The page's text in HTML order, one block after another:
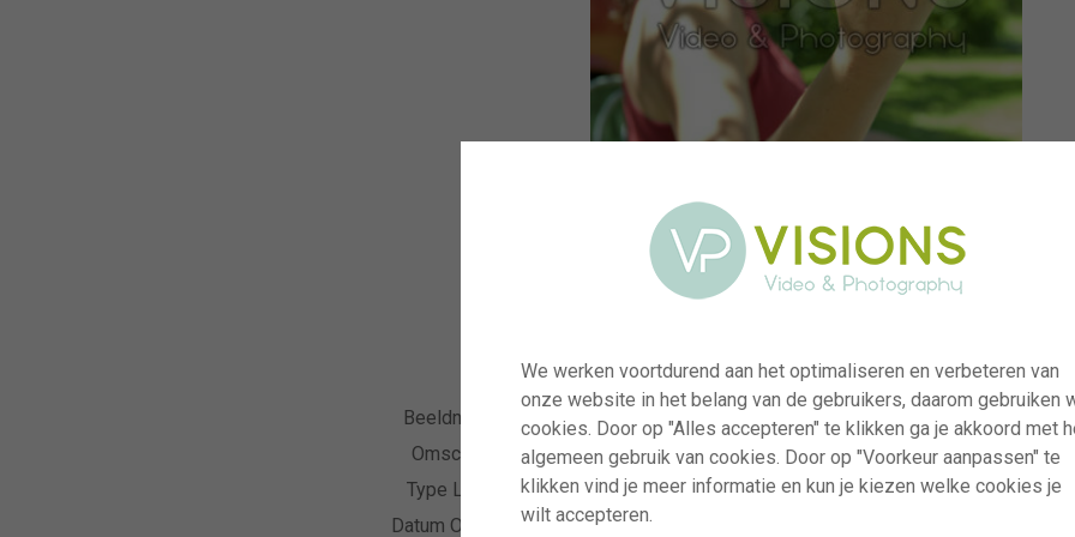
Beeldnummer
visi117496
Omschrijving
Girl holding pear
Type Licentie
RM
Datum Opname
31.07.2013
We werken voortdurend aan het optimaliseren en verbeteren van
onze website in het belang van de gebruikers, daarom gebruiken
cookies. Door op "Alles accepteren" te klikken ga je akkoord met
algemeen gebruik van cookies. Door op "Voorkeur aanpassen" te
klikken vind je meer informatie en kun je kiezen welke cookies je
wilt accepteren.